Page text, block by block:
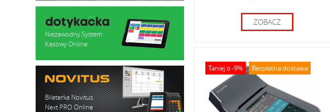
ZOBACZ
Taniej o -9% Bezpłatna dostawa
Niezawodny System
Kasowy Online
Bileterka Novitus
Next PRO Online